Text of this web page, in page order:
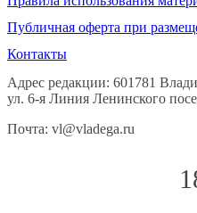
Публичная оферта при
Контакты
Адрес редакции: 601781
ул. 6-я Линия Ленинского
Почта: vl@vladega.ru